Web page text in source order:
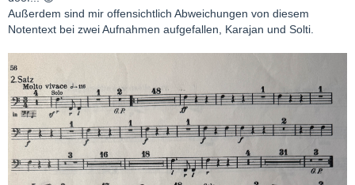
Außerdem sind mir offensichtlich Abweichungen von diesem
Notentext bei zwei Aufnahmen aufgefallen, Karajan und Solti.